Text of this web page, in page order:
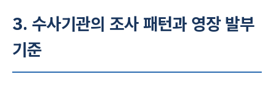
3. 수사기관의 조사 패턴과 영장 발부
기준